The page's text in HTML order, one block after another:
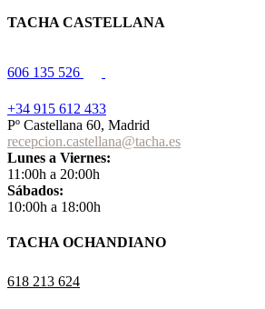
TACHA CASTELLANA
606 135 526
+34 915 612 433
Pº Castellana 60, Madrid
recepcion.castellana@tacha.es
Lunes a Viernes:
11:00h a 20:00h
Sábados:
10:00h a 18:00h
TACHA OCHANDIANO
618 213 624